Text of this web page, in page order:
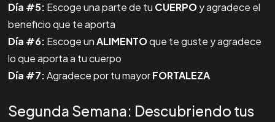
Día #5: Escoge una parte de tu CUERPOy agradece el
beneficio que te aporta
Día #6: Escoge unALIMENTOque te guste y agradece
lo que aporta a tu cuerpo
Día #7:Agradece por tu mayorFORTALEZA
Segunda Semana: Descubriendo tus